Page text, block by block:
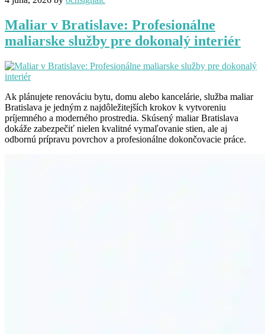
Maliar v Bratislave: Profesionálne
maliarske služby pre dokonalý interiér
Ak plánujete renováciu bytu, domu alebo kancelárie, služba maliar
Bratislava je jedným z najdôležitejších krokov k vytvoreniu
príjemného a moderného prostredia. Skúsený maliar Bratislava
dokáže zabezpečiť nielen kvalitné vymaľovanie stien, ale aj
odbornú prípravu povrchov a profesionálne dokončovacie práce.